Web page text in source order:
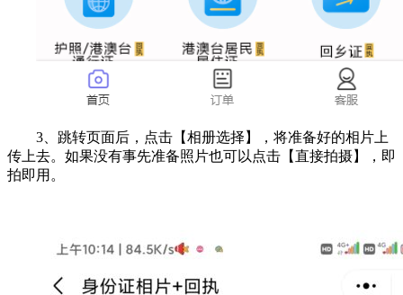
3、跳转页面后，点击【相册选择】，将准备好的相片上
传上去。如果没有事先准备照片也可以点击【直接拍摄】，即
拍即用。